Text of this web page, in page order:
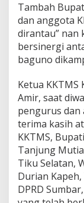
Tambah
dan anggota
dirantau” nan
bersinergi
baguno
Ketua KKTMS
Amir, saat
pengurus
terima kasih
KKTMS,
Tanjung
Tiku Selatan,
Durian
DPRD